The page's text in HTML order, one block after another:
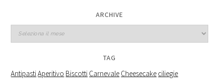
ARCHIVE
Archive
TAG
AntipastiAperitivo Biscotti Carnevale Cheesecake ciliegie